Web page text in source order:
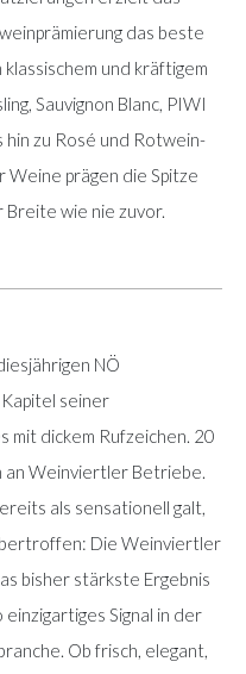
das beste
und kräftigem
Sauvignon Blanc, PIWI
zu Rosé und Rotwein-
prägen die Spitze
wie nie zuvor.
NÖ
seiner
mit dickem Rufzeichen. 20
an Weinviertler Betriebe.
als sensationell galt,
Die Weinviertler
bisher stärkste Ergebnis
Signal in der
Ob frisch, elegant,